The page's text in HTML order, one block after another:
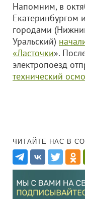
Напомним, в
Екатеринбургом
городами
Уральский)
«Ласточки».
электропоезд
технический
ЧИТАЙТЕ НАС В